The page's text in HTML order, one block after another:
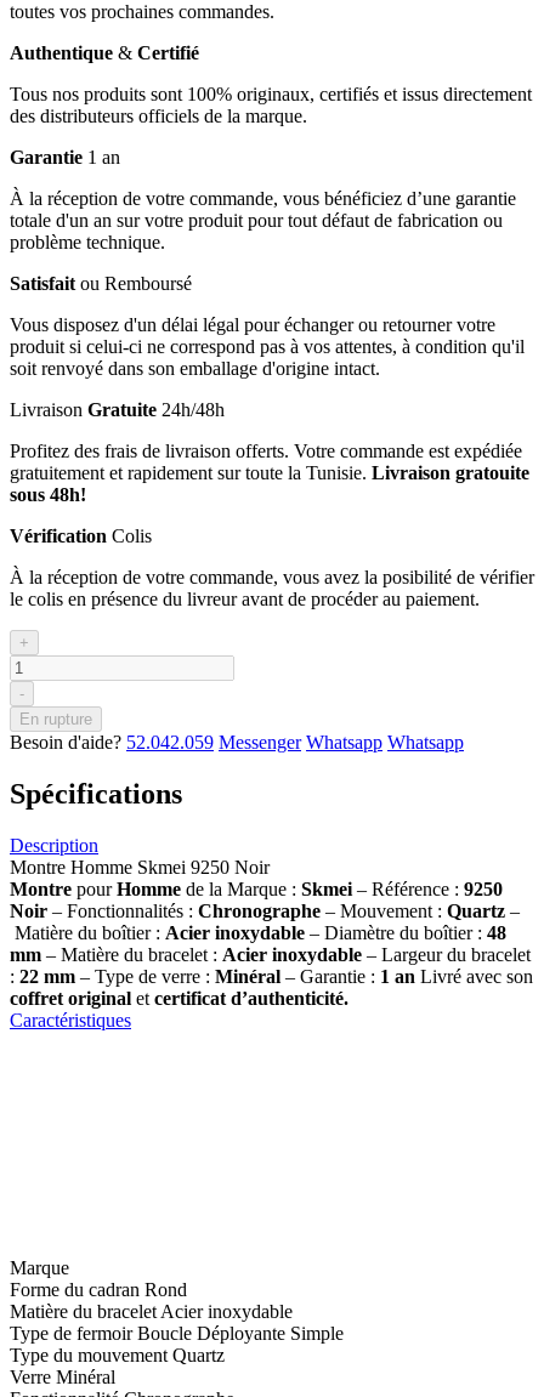
toutes vos prochaines commandes.
Authentique & Certifié
Tous nos produits sont 100% originaux, certifiés et issus directement
des distributeurs officiels de la marque.
Garantie 1 an
À la réception de votre commande, vous bénéficiez d’une garantie
totale d'un an sur votre produit pour tout défaut de fabrication ou
problème technique.
Satisfait ou Remboursé
Vous disposez d'un délai légal pour échanger ou retourner votre
produit si celui-ci ne correspond pas à vos attentes, à condition qu'il
soit renvoyé dans son emballage d'origine intact.
Livraison Gratuite 24h/48h
Profitez des frais de livraison offerts. Votre commande est expédiée
gratuitement et rapidement sur toute la Tunisie. Livraison gratouite
sous 48h!
Vérification Colis
À la réception de votre commande, vous avez la posibilité de vérifier
le colis en présence du livreur avant de procéder au paiement.
+
-
En rupture
Besoin d'aide? 52.042.059 Messenger Whatsapp Whatsapp
Spécifications
Description
Montre Homme Skmei 9250 Noir
Montre pourHomme de la Marque : Skmei – Référence : 9250
Noir – Fonctionnalités : Chronographe – Mouvement : Quartz –
Matière du boîtier : Acier inoxydable – Diamètre du boîtier : 48
mm – Matière du bracelet : Acier inoxydable – Largeur du bracelet
: 22 mm – Type de verre : Minéral – Garantie : 1 an Livré avec son
coffret original et certificat d’authenticité.
Caractéristiques
Marque
Forme du cadran Rond
Matière du bracelet Acier inoxydable
Type de fermoir Boucle Déployante Simple
Type du mouvement Quartz
Verre Minéral